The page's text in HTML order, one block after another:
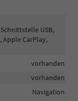
USB,
Apple CarPlay,
vorhanden
vorhanden
Navigation